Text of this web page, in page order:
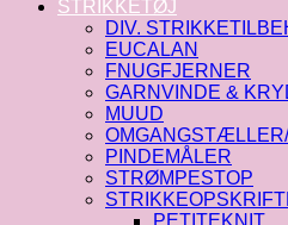
STRIKKETØJ
DIV.
EUCALAN
FNUGFJERNER
GARNVINDE &
MUUD
PINDEMÅLER
STRØMPESTOP
PETITEKNIT